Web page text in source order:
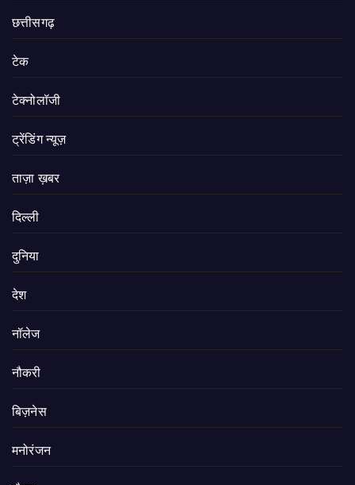
छत्तीसगढ़
टेक
टेक्नोलॉजी
ट्रेंडिंग न्यूज़
ताज़ा ख़बर
दिल्ली
दुनिया
देश
नॉलेज
नौकरी
बिज़नेस
मनोरंजन